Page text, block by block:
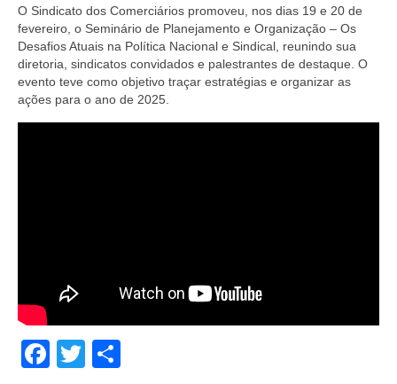
O Sindicato dos Comerciários promoveu, nos dias 19 e 20 de
fevereiro, o Seminário de Planejamento e Organização – Os
Desafios Atuais na Política Nacional e Sindical, reunindo sua
diretoria, sindicatos convidados e palestrantes de destaque. O
evento teve como objetivo traçar estratégias e organizar as
ações para o ano de 2025.
Facebook
Twitter